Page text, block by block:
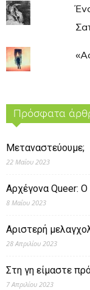
Πρόσφατα
Μεταναστεύουμε;
22 Μαΐου 2023
Αρχέγονα Queer:
8 Μαΐου 2023
Αριστερή
28 Απριλίου 2023
Στη γη είμαστε
7 Απριλίου 2023